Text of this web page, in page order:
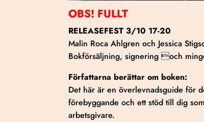
OBS! FULLT
RELEASEFEST 3/10 17-20
Malin Roca Ahlgren och Jessica
Bokförsäljning, signering och
Författarna berättar om boken:
Det här är en överlevnadsguide för
förebyggande och ett stöd till dig
arbetsgivare.